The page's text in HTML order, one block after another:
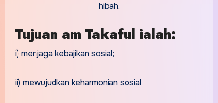
hibah.
Tujuan am Takaful ialah:
i) menjaga kebajikan sosial;
ii) mewujudkan keharmonian sosial